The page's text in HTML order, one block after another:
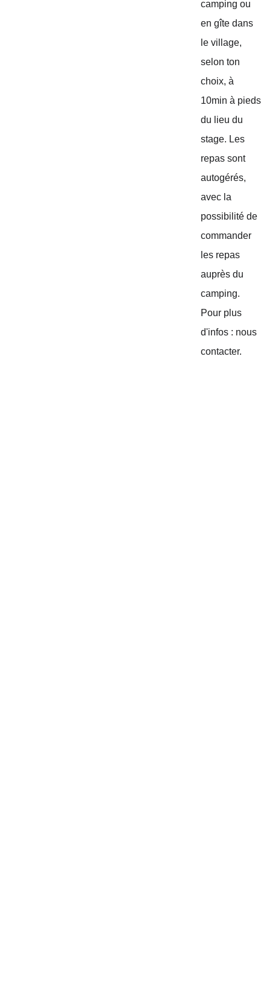
camping ou
en gîte dans
le village,
selon ton
choix, à
10min à pieds
du lieu du
stage. Les
repas sont
autogérés,
avec la
possibilité de
commander
les repas
auprès du
camping.
Pour plus
d'infos : nous
contacter.